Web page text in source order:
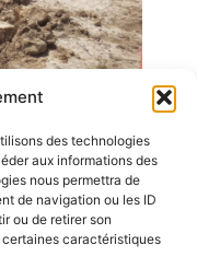
des technologies
aux informations des
nous permettra de
de navigation ou les ID
ou de retirer son
caractéristiques
GDL Construction